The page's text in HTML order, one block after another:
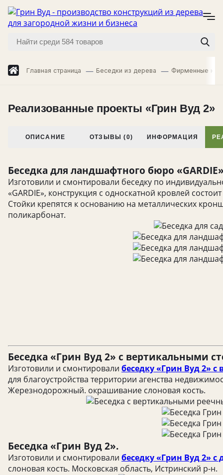
Главная страница Беседки из дерева Фирменные
Реализованные проекты «Грин Вуд 2»
ОПИСАНИЕ ОТЗЫВЫ (0) ИНФОРМАЦИЯ
Беседка для ландшафтного бюро
Изготовили и смонтировали беседку по
«GARDIE», конструкция с односкатной кровлей
Стойки крепятся к основанию на металлических
поликарбонат.
Беседка «Грин Вуд 2» с вертикальными
Изготовили и смонтировали беседку «Грин Вуд 2»
для благоустройства территории агенства
Жерезнодорожный. окрашивание слоновая кость.
Беседка «Грин Вуд 2».
Изготовили и смонтировали беседку «Грин Вуд 2»
слоновая кость. Московская область, Истринский р-н.